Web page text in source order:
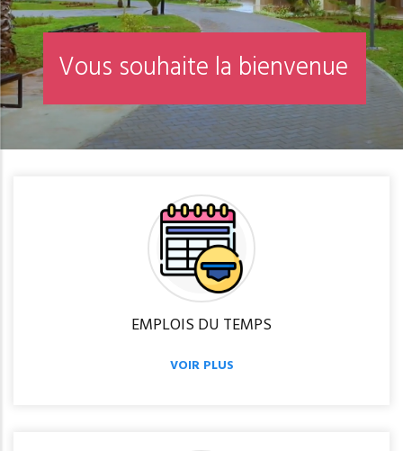
Vous souhaite la bienvenue
EMPLOIS DU TEMPS
VOIR PLUS